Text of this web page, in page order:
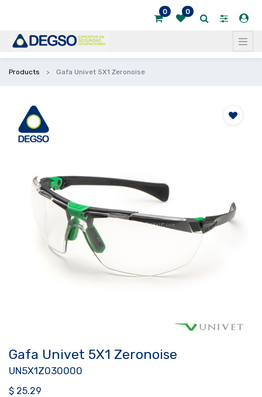
0 0
Products Gafa Univet 5X1 Zeronoise
Gafa Univet 5X1 Zeronoise
UN5X1Z030000
$ 25.29